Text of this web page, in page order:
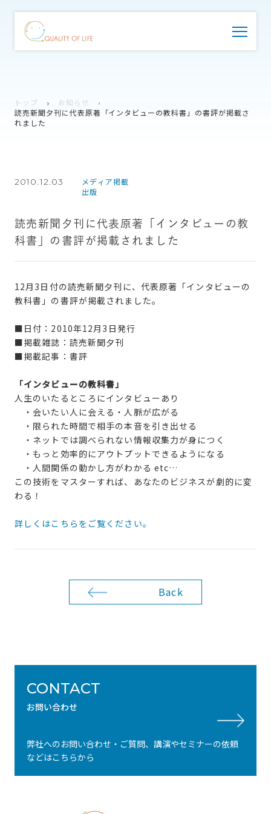
トップ
お知らせ
読売新聞夕刊に代表原著「インタビューの教科書」の書評が掲載さ
れました
2010.12.03
メディア掲載
出版
読売新聞夕刊に代表原著「インタビューの教
科書」の書評が掲載されました
12月3日付の読売新聞夕刊に、代表原著「インタビューの
教科書」の書評が掲載されました。
■日付：2010年12月3日発行
■掲載雑誌：読売新聞夕刊
■掲載記事：書評
「インタビューの教科書」
人生のいたるところにインタビューあり
・会いたい人に会える・人脈が広がる
・限られた時間で相手の本音を引き出せる
・ネットでは調べられない情報収集力が身につく
・もっと効率的にアウトプットできるようになる
・人間関係の動かし方がわかる etc…
この技術をマスターすれば、あなたのビジネスが劇的に変
わる！
詳しくはこちらをご覧ください。
Back
CONTACT
お問い合わせ
弊社へのお問い合わせ・ご質問、講演やセミナーの依頼
などはこちらから